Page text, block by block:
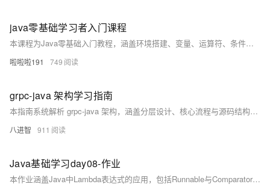
java零基础学习者入门课程
本课程为Java零基础入门教程，涵盖环境搭建、变量、运算符、条件循环、数组及面向对象基础，每讲配示例代码与实践建议，助你循序渐进掌握核心知识，轻松迈入Java编程世界。
啦啦啦191 749
grpc-java 架构学习指南
本指南系统解析 grpc-java 架构，涵盖分层设计、核心流程与源码结构，结合实战路径与调试技巧，助你从入门到精通，掌握高性能 RPC 开发精髓。
八进智 911
Java基础学习day08-作业
本作业涵盖Java中Lambda表达式的应用，包括Runnable与Comparator接口的简化实现、自定义函数式接口NumberProcessor进行加减乘及最大值操作，以及通过IntProcessor处理整数数组，实现遍历、平方和奇偶判断等功能，强化函数式编程实践。